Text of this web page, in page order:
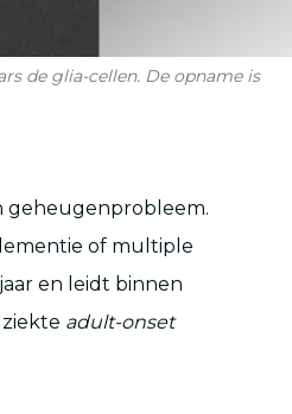
de glia-cellen. De opname is
geheugenprobleem.
of multiple
en leidt binnen
adult-onset